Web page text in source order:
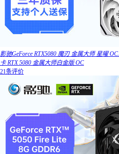
影驰GeForce RTX5080 魔刃 金属大师 星曜
卡 RTX 5080 金属大师白金版 OC
21条评价